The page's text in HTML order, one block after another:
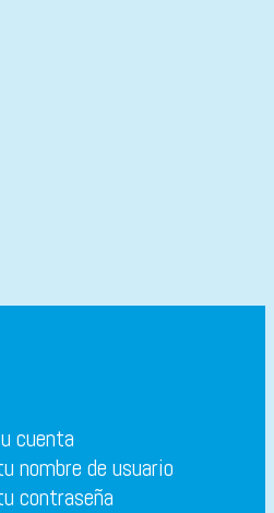
cuenta
nombre de usuario
contraseña